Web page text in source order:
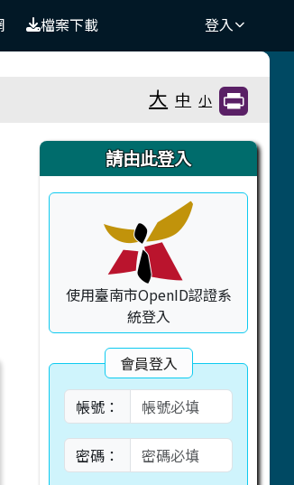
檔案下載 登入
大 中 小
筆：轉知內政部「實體自然人憑證線
右邊區域內容
請由此登入
使用臺南市OpenID認證系
統登入
會員登入
帳號：
密碼：